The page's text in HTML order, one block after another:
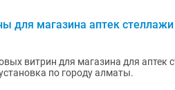
для магазина аптек
витрин для магазина для аптек
по городу алматы.